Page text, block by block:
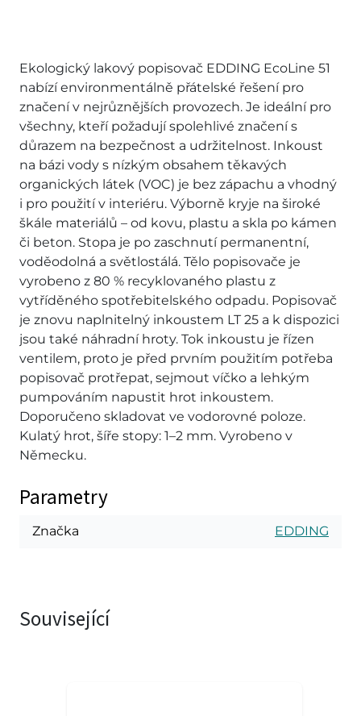
Ekologický lakový popisovač EDDING EcoLine 51
nabízí environmentálně přátelské řešení pro
značení v nejrůznějších provozech. Je ideální pro
všechny, kteří požadují spolehlivé značení s
důrazem na bezpečnost a udržitelnost. Inkoust
na bázi vody s nízkým obsahem těkavých
organických látek (VOC) je bez zápachu a vhodný
i pro použití v interiéru. Výborně kryje na široké
škále materiálů – od kovu, plastu a skla po kámen
či beton. Stopa je po zaschnutí permanentní,
voděodolná a světlostálá. Tělo popisovače je
vyrobeno z 80 % recyklovaného plastu z
vytříděného spotřebitelského odpadu. Popisovač
je znovu naplnitelný inkoustem LT 25 a k dispozici
jsou také náhradní hroty. Tok inkoustu je řízen
ventilem, proto je před prvním použitím potřeba
popisovač protřepat, sejmout víčko a lehkým
pumpováním napustit hrot inkoustem.
Doporučeno skladovat ve vodorovné poloze.
Kulatý hrot, šíře stopy: 1–2 mm. Vyrobeno v
Německu.
Parametry
Značka EDDING
Související